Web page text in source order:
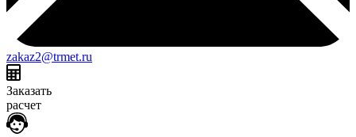
zakaz2@trmet.ru
Заказать
расчет